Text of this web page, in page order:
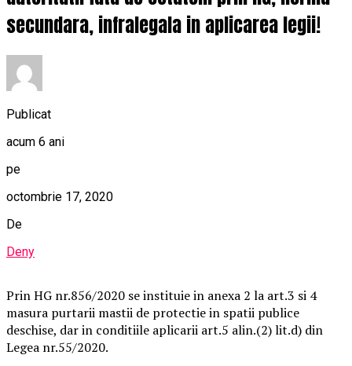
secundara, infralegala in aplicarea legii!
Publicat
acum 6 ani
pe
octombrie 17, 2020
De
Deny
Prin HG nr.856/2020 se instituie in anexa 2 la art.3 si 4
masura purtarii mastii de protectie in spatii publice
deschise, dar in conditiile aplicarii art.5 alin.(2) lit.d) din
Legea nr.55/2020.